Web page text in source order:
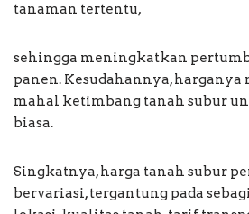
tanaman tertentu,
sehingga meningkatkan
panen. Kesudahannya,
mahal ketimbang tanah subur
biasa.
Singkatnya, harga tanah subur
bervariasi, tergantung pada